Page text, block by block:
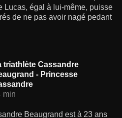
Lucas, égal à lui-même, puisse
de ne pas avoir nagé pedant
triathlète Cassandre
- Princesse
min
Beaugrand est à 23 ans